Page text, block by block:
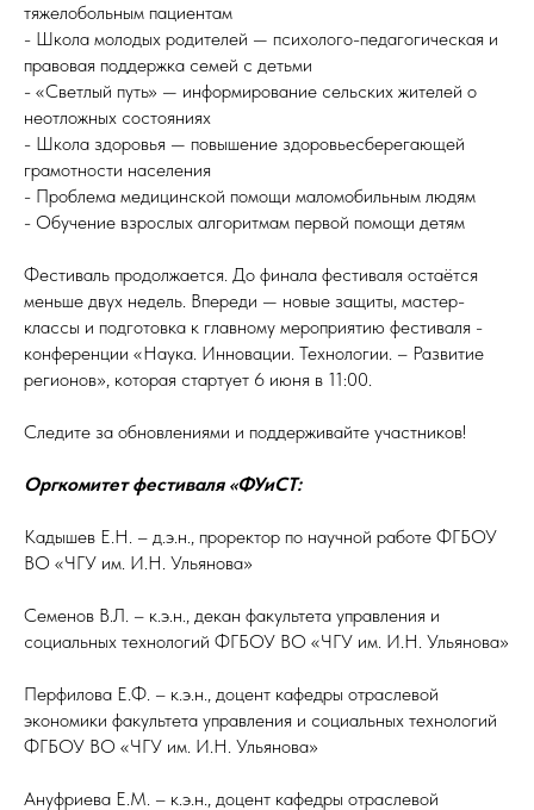
тяжелобольным пациентам
- Школа молодых родителей — психолого-педагогическая и
правовая поддержка семей с детьми
- «Светлый путь» — информирование сельских жителей о
неотложных состояниях
- Школа здоровья — повышение здоровьесберегающей
грамотности населения
- Проблема медицинской помощи маломобильным людям
- Обучение взрослых алгоритмам первой помощи детям
Фестиваль продолжается. До финала фестиваля остаётся
меньше двух недель. Впереди — новые защиты, мастер-
классы и подготовка к главному мероприятию фестиваля -
конференции «Наука. Инновации. Технологии. – Развитие
регионов», которая стартует 6 июня в 11:00.
Следите за обновлениями и поддерживайте участников!
Оргкомитет фестиваля «ФУиСТ:
Кадышев Е.Н. – д.э.н., проректор по научной работе ФГБОУ
ВО «ЧГУ им. И.Н. Ульянова»
Семенов В.Л. – к.э.н., декан факультета управления и
социальных технологий ФГБОУ ВО «ЧГУ им. И.Н. Ульянова»
Перфилова Е.Ф. – к.э.н., доцент кафедры отраслевой
экономики факультета управления и социальных технологий
ФГБОУ ВО «ЧГУ им. И.Н. Ульянова»
Ануфриева Е.М. – к.э.н., доцент кафедры отраслевой